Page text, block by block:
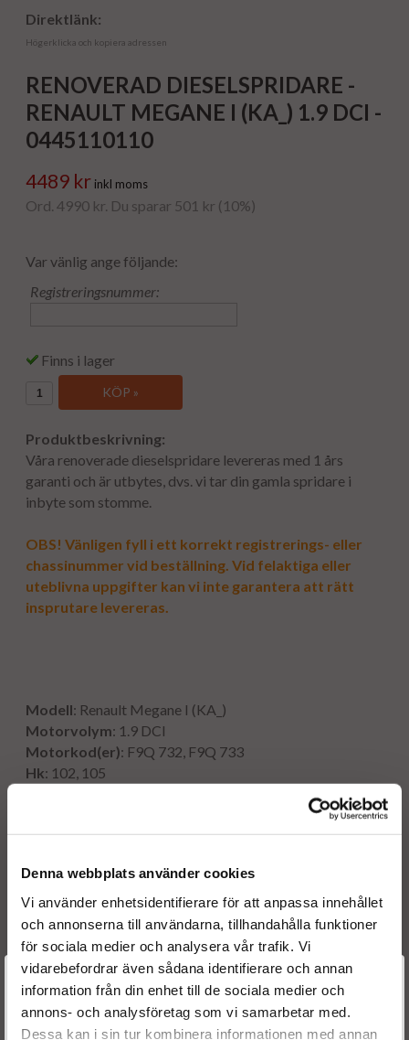
Denna webbplats använder cookies
Vi använder enhetsidentifierare för att anpassa innehållet
och annonserna till användarna, tillhandahålla funktioner
för sociala medier och analysera vår trafik. Vi
vidarebefordrar även sådana identifierare och annan
information från din enhet till de sociala medier och
annons- och analysföretag som vi samarbetar med.
Dessa kan i sin tur kombinera informationen med annan
Direktlänk:
Högerklicka och kopiera adressen
RENOVERAD DIESELSPRIDARE -
RENAULT MEGANE I (KA_) 1.9 DCI -
0445110110
4489 kr inkl moms
Ord. 4990 kr. Du sparar 501 kr (10%)
Var vänlig ange följande:
Registreringsnummer:
Finns i lager
KÖP »
Produktbeskrivning:
Våra renoverade dieselspridare levereras med 1 års
garanti och är utbytes, dvs. vi tar din gamla spridare i
inbyte som stomme.
OBS! Vänligen fyll i ett korrekt registrerings- eller
chassinummer vid beställning. Vid felaktiga eller
uteblivna uppgifter kan vi inte garantera att rätt
insprutare levereras.
Modell: Renault Megane I (KA_)
Motorvolym: 1.9 DCI
Motorkod(er): F9Q 732, F9Q 733
Hk: 102, 105
Originalnummer:
0433175337BOSCH
0986435080BOSCH
F00VC01034BOSCH
F00ZC99032
BOSCH
F00ZC99626
BOSCH
0445110110
BOSCH
Välkommen till
Dieselspecialisten.se